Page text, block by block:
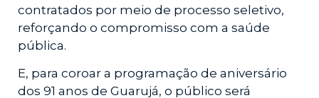
contratados por meio de processo seletivo,
reforçando o compromisso com a saúde
pública.
E, para coroar a programação de aniversário
dos 91 anos de Guarujá, o público será